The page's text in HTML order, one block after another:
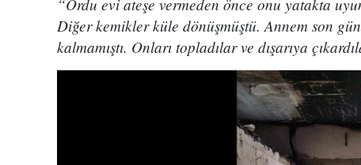
“Ordu evi ateşe vermeden önce onu yatakta
Diğer kemikler küle dönüşmüştü. Annem son
kalmamıştı. Onları topladılar ve dışarıya